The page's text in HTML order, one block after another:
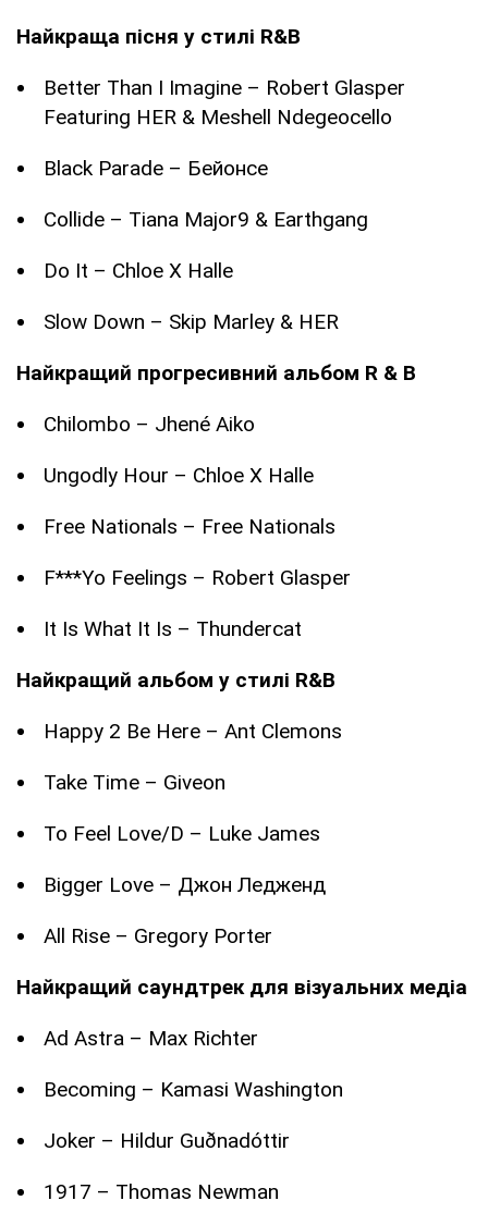
Найкраща пісня у стилі R&B
Better Than I Imagine – Robert Glasper
Featuring HER & Meshell Ndegeocello
Black Parade – Бейонсе
Collide – Tiana Major9 & Earthgang
Do It – Chloe X Halle
Slow Down – Skip Marley & HER
Найкращий прогресивний альбом R & B
Chilombo – Jhené Aiko
Ungodly Hour – Chloe X Halle
Free Nationals – Free Nationals
F***Yo Feelings – Robert Glasper
It Is What It Is – Thundercat
Найкращий альбом у стилі R&B
Happy 2 Be Here – Ant Clemons
Take Time – Giveon
To Feel Love/D – Luke James
Bigger Love – Джон Ледженд
All Rise – Gregory Porter
Найкращий саундтрек для візуальних медіа
Ad Astra – Max Richter
Becoming – Kamasi Washington
Joker – Hildur Guðnadóttir
1917 – Thomas Newman